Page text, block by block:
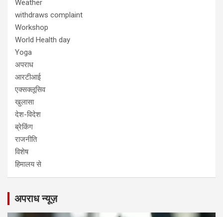
Weather
withdraws complaint
Workshop
World Health day
Yoga
अपराध
आरटीआई
एक्सक्लूसिव
खुलासा
देश-विदेश
ब्रेकिंग
राजनीति
विशेष
हिमालय से
अपराध न्यूज़